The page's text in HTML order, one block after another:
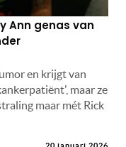
Ann genas van
en krijgt van
maar ze
maar mét Rick